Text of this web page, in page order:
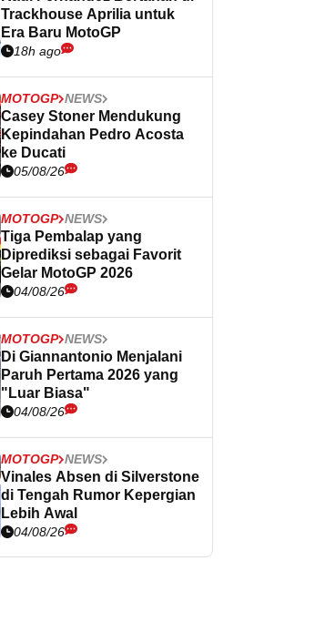
Trackhouse Aprilia untuk
Era Baru MotoGP
18h ago
MOTOGP NEWS
Casey Stoner Mendukung
Kepindahan Pedro Acosta
ke Ducati
05/08/26
MOTOGP NEWS
Tiga Pembalap yang
Diprediksi sebagai Favorit
Gelar MotoGP 2026
04/08/26
MOTOGP NEWS
Di Giannantonio Menjalani
Paruh Pertama 2026 yang
"Luar Biasa"
04/08/26
MOTOGP NEWS
Vinales Absen di Silverstone
di Tengah Rumor Kepergian
Lebih Awal
04/08/26